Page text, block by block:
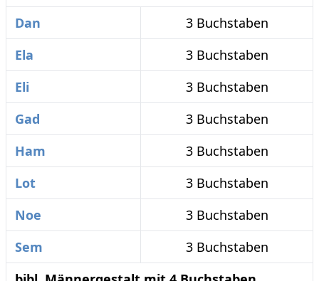
Dan
3 Buchstaben
Ela
3 Buchstaben
Eli
3 Buchstaben
Gad
3 Buchstaben
Ham
3 Buchstaben
Lot
3 Buchstaben
Noe
3 Buchstaben
Sem
3 Buchstaben